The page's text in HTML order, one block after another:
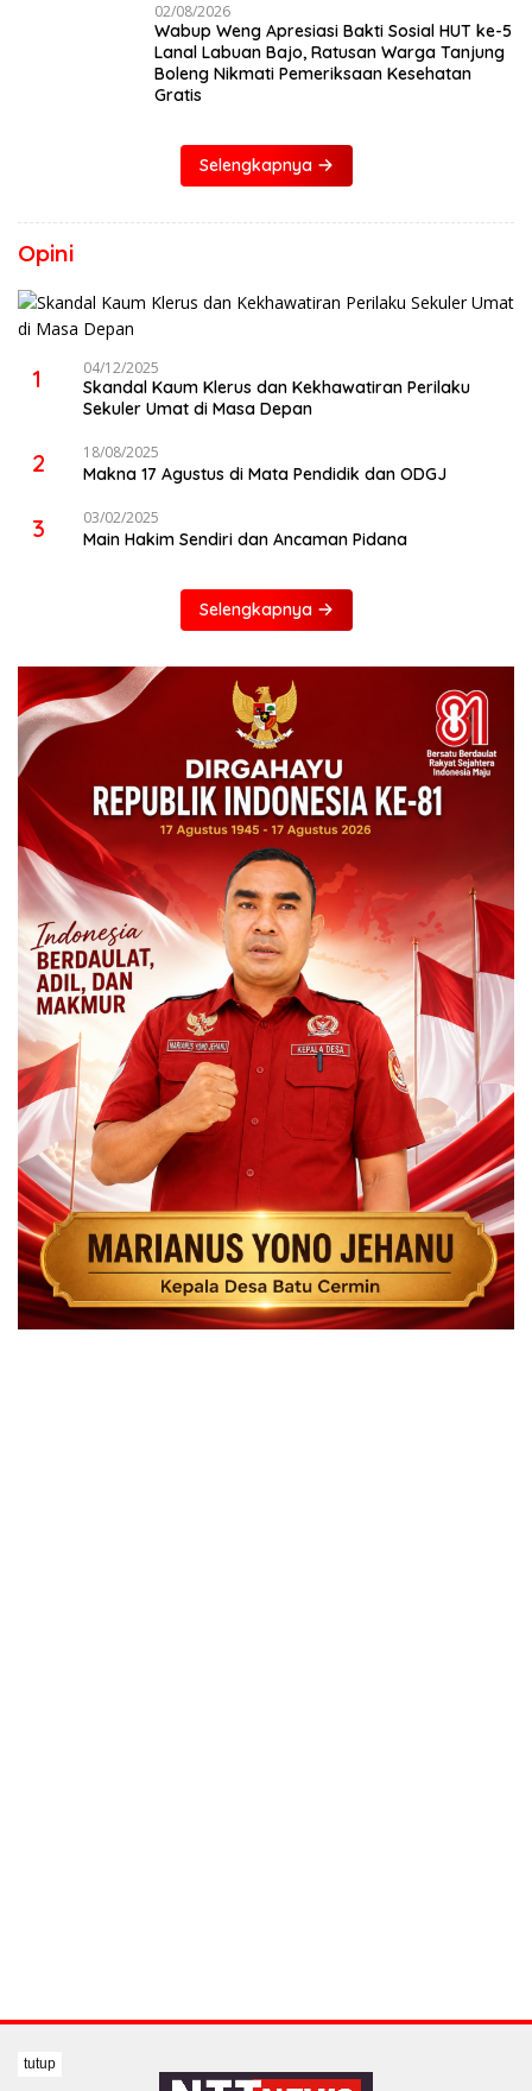
02/08/2026
Wabup Weng Apresiasi Bakti Sosial HUT ke-5
Lanal Labuan Bajo, Ratusan Warga Tanjung
Boleng Nikmati Pemeriksaan Kesehatan
Gratis
Selengkapnya
Opini
1 04/12/2025
Skandal Kaum Klerus dan Kekhawatiran Perilaku
Sekuler Umat di Masa Depan
2 18/08/2025
Makna 17 Agustus di Mata Pendidik dan ODGJ
3 03/02/2025
Main Hakim Sendiri dan Ancaman Pidana
Selengkapnya
tutup